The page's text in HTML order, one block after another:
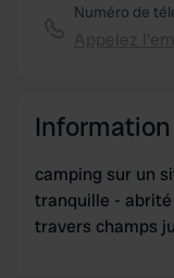
Numéro de
Information
camping sur un
tranquille -
travers champs